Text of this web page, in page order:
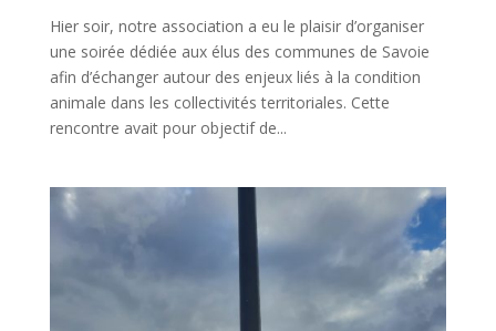
Hier soir, notre association a eu le plaisir d’organiser
une soirée dédiée aux élus des communes de Savoie
afin d’échanger autour des enjeux liés à la condition
animale dans les collectivités territoriales. Cette
rencontre avait pour objectif de...